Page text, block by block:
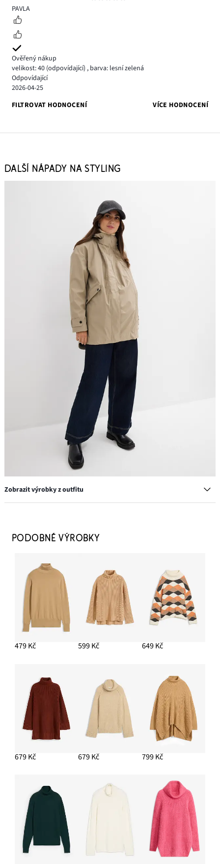
5
PAVLA
Ověřený nákup
velikost: 40 (odpovídající) , barva: lesní zelená
Odpovídající
2026-04-25
FILTROVAT HODNOCENÍ
VÍCE HODNOCENÍ
DALŠÍ NÁPADY NA STYLING
Zobrazit výrobky z outfitu
249 Kč
Kšiltovka
169 Kč
PŘIDAT DO KOŠÍKU
Džíny Wide Leg, High Waist, s pohodlnou pasovkou
749 Kč
nošení a vyjímatelnou flísovou bundou
2 079 Kč
PŘIDAT DO KOŠÍKU
PODOBNÉ VÝROBKY
479 Kč 599 Kč 649 Kč
679 Kč 679 Kč 799 Kč